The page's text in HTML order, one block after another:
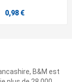
0,98 €
B&M est